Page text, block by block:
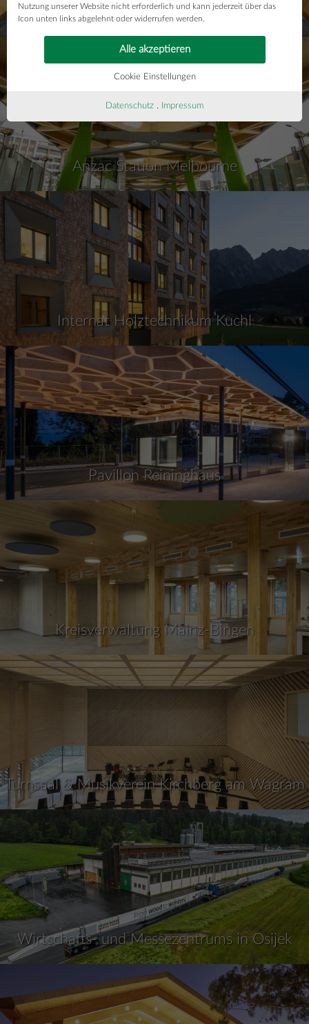
Barker College Maths and Student Hub
Anzac Station Melbourne
Internat Holztechnikum Kuchl
Pavillon Reininghaus
Kreisverwaltung Mainz-Bingen
Turnsaal & Musikverein Kirchberg am Wagram
Wirtschafts- und Messezentrums in Osijek
Nutzung unserer Website nicht erforderlich und kann jederzeit über das
Icon unten links abgelehnt oder widerrufen werden.
Cookie Einstellungen
Alle akzeptieren
Datenschutz Impressum